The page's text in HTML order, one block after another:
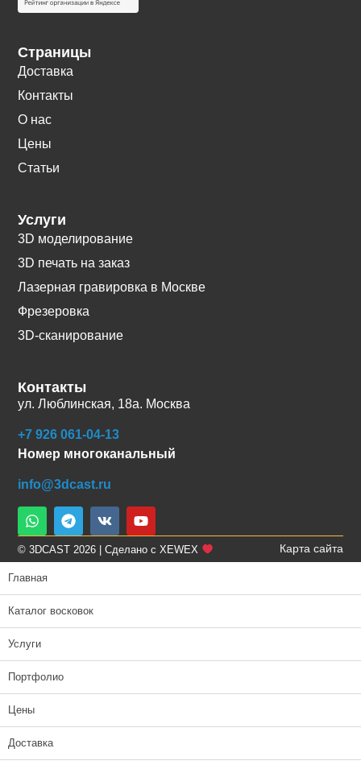
Страницы
Доставка
Контакты
О нас
Цены
Статьи
Услуги
3D моделирование
3D печать на заказ
Лазерная гравировка в Москве
Фрезеровка
3D-сканирование
Контакты
ул. Люблинская, 18а. Москва
+7 926 061-04-13
Номер многоканальный
info@3dcast.ru
© 3DCAST 2026 | Сделано с XEWEX Карта сайта
Главная
Каталог восковок
Услуги
Портфолио
Цены
Доставка